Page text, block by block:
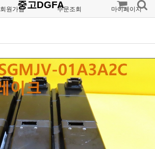
회원가입 주문조회 마이페이지
중고DGFA